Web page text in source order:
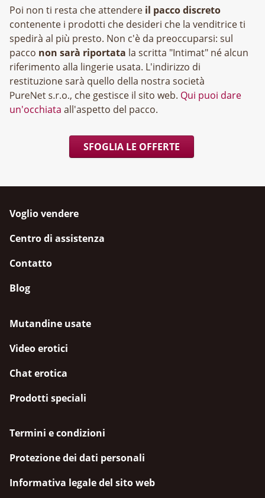
Poi non ti resta che attendere il pacco discreto
contenente i prodotti che desideri che la venditrice ti
spedirà al più presto. Non c'è da preoccuparsi: sul
pacco non sarà riportata la scritta "Intimat" né alcun
riferimento alla lingerie usata. L'indirizzo di
restituzione sarà quello della nostra società
, che gestisce il sito web. Qui puoi dare
un'occhiata all'aspetto del pacco.
SFOGLIA LE OFFERTE
Voglio vendere
Centro di assistenza
Contatto
Blog
Mutandine usate
Video erotici
Chat erotica
Prodotti speciali
Termini e condizioni
Protezione dei dati personali
Informativa legale del sito web